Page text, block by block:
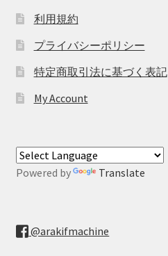
利用規約
プライバシーポリシー
特定商取引法に基づく表記
My Account
Powered by Translate
@arakifmachine